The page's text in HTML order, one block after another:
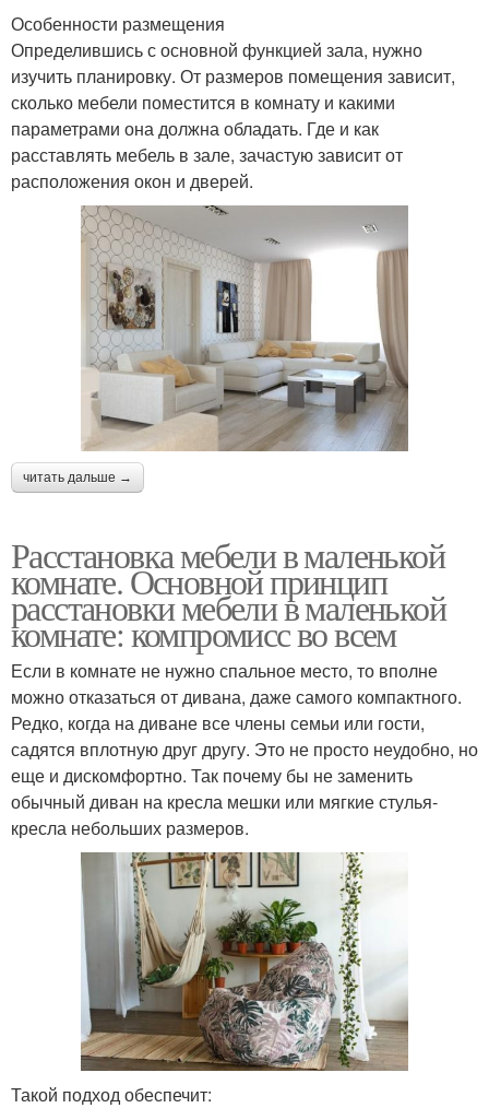
Особенности размещения
Определившись с основной функцией зала, нужно
изучить планировку. От размеров помещения зависит,
сколько мебели поместится в комнату и какими
параметрами она должна обладать. Где и как
расставлять мебель в зале, зачастую зависит от
расположения окон и дверей.
читать дальше →
Расстановка мебели в маленькой
комнате. Основной принцип
расстановки мебели в маленькой
комнате: компромисс во всем
Если в комнате не нужно спальное место, то вполне
можно отказаться от дивана, даже самого компактного.
Редко, когда на диване все члены семьи или гости,
садятся вплотную друг другу. Это не просто неудобно, но
еще и дискомфортно. Так почему бы не заменить
обычный диван на кресла мешки или мягкие стулья-
кресла небольших размеров.
Такой подход обеспечит: